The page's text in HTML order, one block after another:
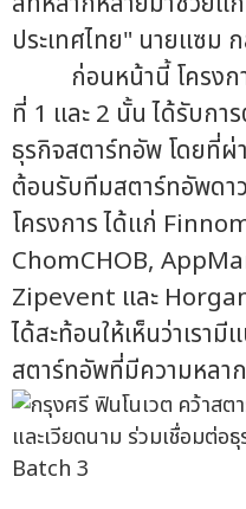
ประเทศไทย" นายแซม
ก่อนหน้านี้ โครงกา
ที่ 1 และ 2 นั้น ได้รับกา
ธุรกิจสตาร์ทอัพ โดยที่ผ่
ต้อนรับทีมสตาร์ทอัพดา
โครงการ ได้แก่
ChomCHOB,
Zipevent และ
ได้สะท้อนให้เห็นว่าเรา
สตาร์ทอัพที่มีความหลา